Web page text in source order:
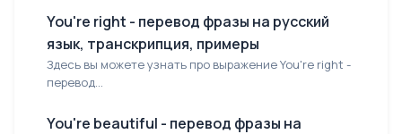
You're right - перевод фразы на русский
язык, транскрипция, примеры
Здесь вы можете узнать про выражение You're right -
перевод...
You're beautiful - перевод фразы на